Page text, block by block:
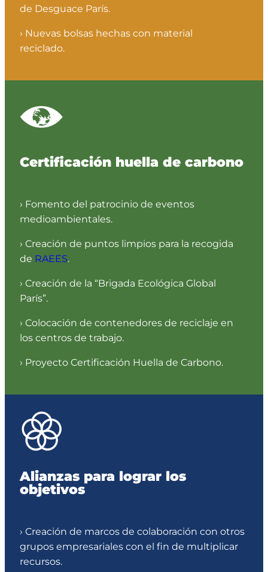
de Desguace París.
› Nuevas bolsas hechas con material
reciclado.
Certificación huella de carbono
› Fomento del patrocinio de eventos
medioambientales.
› Creación de puntos limpios para la recogida
de RAEES.
› Creación de la “Brigada Ecológica Global
París”.
› Colocación de contenedores de reciclaje en
los centros de trabajo.
› Proyecto Certificación Huella de Carbono.
Alianzas para lograr los
objetivos
› Creación de marcos de colaboración con otros
grupos empresariales con el fin de multiplicar
recursos.